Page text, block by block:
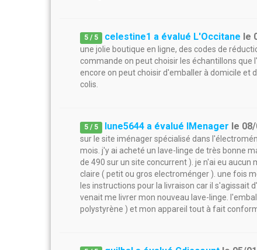
5 / 5 celestine1 a évalué L'Occitane le
une jolie boutique en ligne, des codes de
commande on peut choisir les échantillons
encore on peut choisir d'emballer à domicile et
colis.
5 / 5 lune5644 a évalué IMenager le
sur le site iménager spécialisé dans
mois. j'y ai acheté un lave-linge de très bonne
de 490 sur un site concurrent ). je n'ai eu
claire ( petit ou gros electroménger ). une fois
les instructions pour la livraison car il s'agissait
venait me livrer mon nouveau lave-linge.
polystyrène ) et mon appareil tout à fait